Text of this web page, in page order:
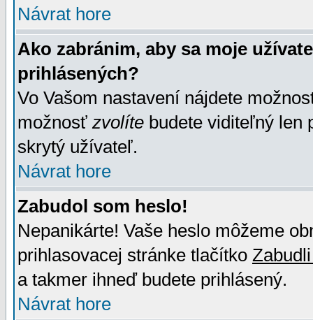
Návrat hore
Ako zabránim, aby sa moje
prihlásených?
Vo Vašom nastavení nájdete
možnosť zvolíte budete viditeľný len
skrytý užívateľ.
Návrat hore
Zabudol som heslo!
Nepanikárte! Vaše heslo môžeme
prihlasovacej stránke tlačítko
a takmer ihneď budete prihlásený.
Návrat hore